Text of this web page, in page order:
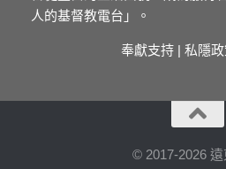
人的基督教電台」。
奉獻支持 | 私隱
© 2017-2026